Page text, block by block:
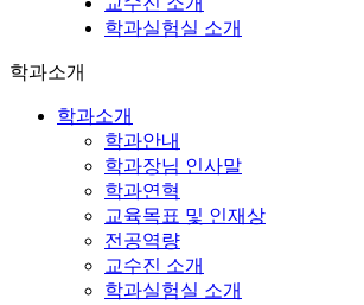
학과실험실 소개
학과소개
학과소개
학과안내
학과장님 인사말
학과연혁
교육목표 및 인재상
전공역량
교수진 소개
학과실험실 소개